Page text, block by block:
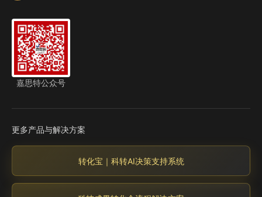
嘉思特公众号
更多产品与解决方案
转化宝｜科转AI决策支持系统
（外链，新窗口打开）